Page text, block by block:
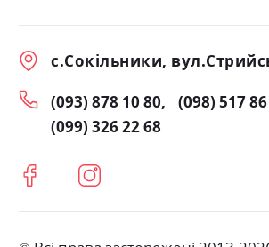
с.Сокільники,
(093) 878 10 80
(098) 517
(099) 326 22 68